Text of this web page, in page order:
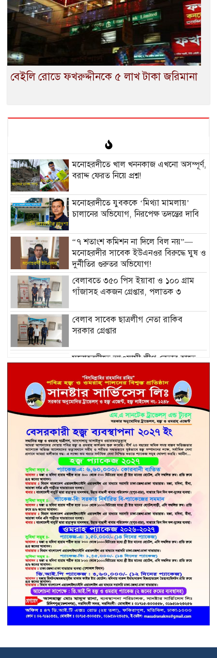
বেইলি রোডে ফখরুদ্দীনকে ৫ লাখ টাকা জরিমানা
মনোহরদীতে খাল খননকাজ এখনো অসম্পূর্ণ,
বরাদ্দ ফেরত নিয়ে প্রশ্ন!
মনোহরদীতে যুবককে ‘মিথ্যা মামলায়’
চালানের অভিযোগ, নিরপেক্ষ তদন্তের দাবি
“৭ শতাংশ কমিশন না দিলে বিল নয়”—
মনোহরদীর সাবেক ইউএনওর বিরুদ্ধে ঘুষ ও
দুর্নীতির গুরুতর অভিযোগ!
বেলাবতে ৩৫০ পিস ইয়াবা ও ১০০ গ্রাম
গাঁজাসহ একজন গ্রেপ্তার, পলাতক ৩
বেলাব সাবেক ছাত্রলীগ নেতা রাকিব
সরকার গ্রেপ্তার
মনোহরদীতে আওয়ামী লীগ নেতার হাতে
পলাশে রোহিঙ্গাদের জন্ম নিবন্ধন করে
নরসিংদীতে বহুতল ভবন নির্মাণ!
পলাশে যৌতুকের জন্য স্ত্রীকে শ্বাসরোধে
হত্যা, স্বামী নুর আলমের যাবজ্জীবন
কারাদণ্ড!
মনোহরদীতে সরকারি বিদ্যালয়ের বাউন্ডারি
ভেঙে রাস্তা নেওয়ার পাঁয়তারা, ক্ষোভ
এলাকাবাসীর!
এ কেমন সাংবাদিকতা??!!